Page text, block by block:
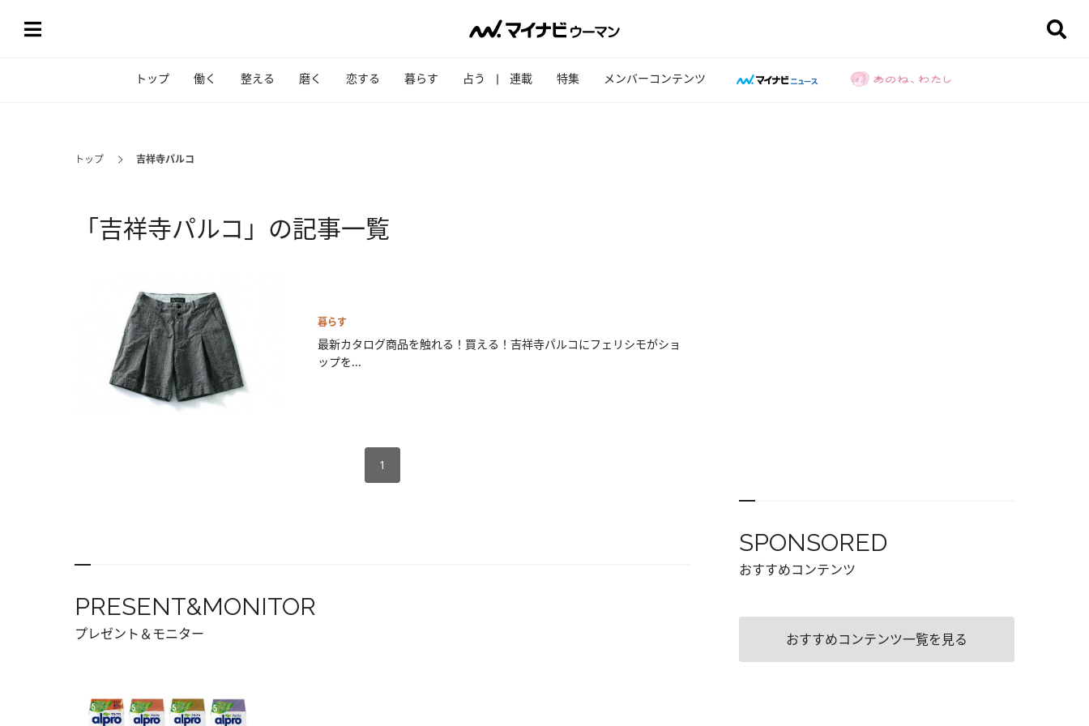
トップ 働く 整える 磨く 恋する 暮らす 占う 連載 特集 メンバーコンテンツ
トップ 吉祥寺パルコ
「吉祥寺パルコ」の記事一覧
暮らす
最新カタログ商品を触れる！買える！吉祥寺パルコにフェリシモがショ
ップを...
1
PRESENT&MONITOR
プレゼント＆モニター
SPONSORED
おすすめコンテンツ
おすすめコンテンツ一覧を見る